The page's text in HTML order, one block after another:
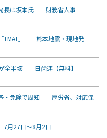
長は坂本氏 財務省人事
TMAT」 熊本地震・現地発
全半壊 日歯連【無料】
・免除で周知 厚労省、対応保
月27日～8月2日